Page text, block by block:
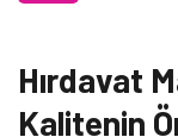
Hırdavat
Kalitenin